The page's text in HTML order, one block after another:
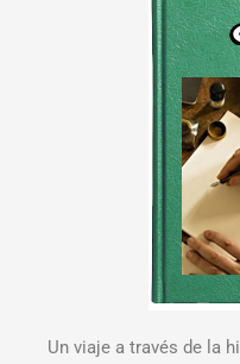
Un viaje a través de la